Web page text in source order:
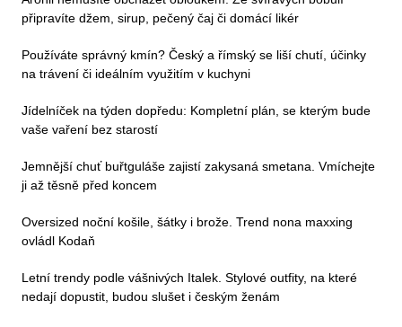
připravíte džem, sirup, pečený čaj či domácí likér
Používáte správný kmín? Český a římský se liší chutí, účinky
na trávení či ideálním využitím v kuchyni
Jídelníček na týden dopředu: Kompletní plán, se kterým bude
vaše vaření bez starostí
Jemnější chuť buřtguláše zajistí zakysaná smetana. Vmíchejte
ji až těsně před koncem
Oversized noční košile, šátky i brože. Trend nona maxxing
ovládl Kodaň
Letní trendy podle vášnivých Italek. Stylové outfity, na které
nedají dopustit, budou slušet i českým ženám